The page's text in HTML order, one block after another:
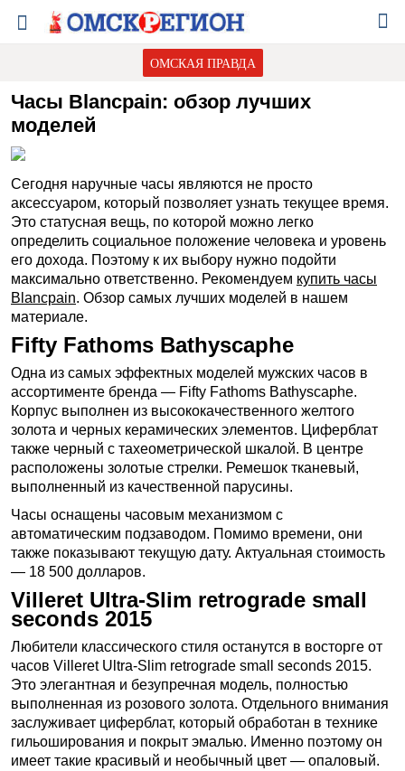
ОМСКАЯ ПРАВДА
Часы Blancpain: обзор лучших
моделей
Сегодня наручные часы являются не просто
аксессуаром, который позволяет узнать текущее время.
Это статусная вещь, по которой можно легко
определить социальное положение человека и уровень
его дохода. Поэтому к их выбору нужно подойти
максимально ответственно. Рекомендуем купить часы
Blancpain. Обзор самых лучших моделей в нашем
материале.
Fifty Fathoms Bathyscaphe
Одна из самых эффектных моделей мужских часов в
ассортименте бренда — Fifty Fathoms Bathyscaphe.
Корпус выполнен из высококачественного желтого
золота и черных керамических элементов. Циферблат
также черный с тахеометрической шкалой. В центре
расположены золотые стрелки. Ремешок тканевый,
выполненный из качественной парусины.
Часы оснащены часовым механизмом с
автоматическим подзаводом. Помимо времени, они
также показывают текущую дату. Актуальная стоимость
— 18 500 долларов.
Villeret Ultra-Slim retrograde small
seconds 2015
Любители классического стиля останутся в восторге от
часов Villeret Ultra-Slim retrograde small seconds 2015.
Это элегантная и безупречная модель, полностью
выполненная из розового золота. Отдельного внимания
заслуживает циферблат, который обработан в технике
гильоширования и покрыт эмалью. Именно поэтому он
имеет такие красивый и необычный цвет — опаловый.